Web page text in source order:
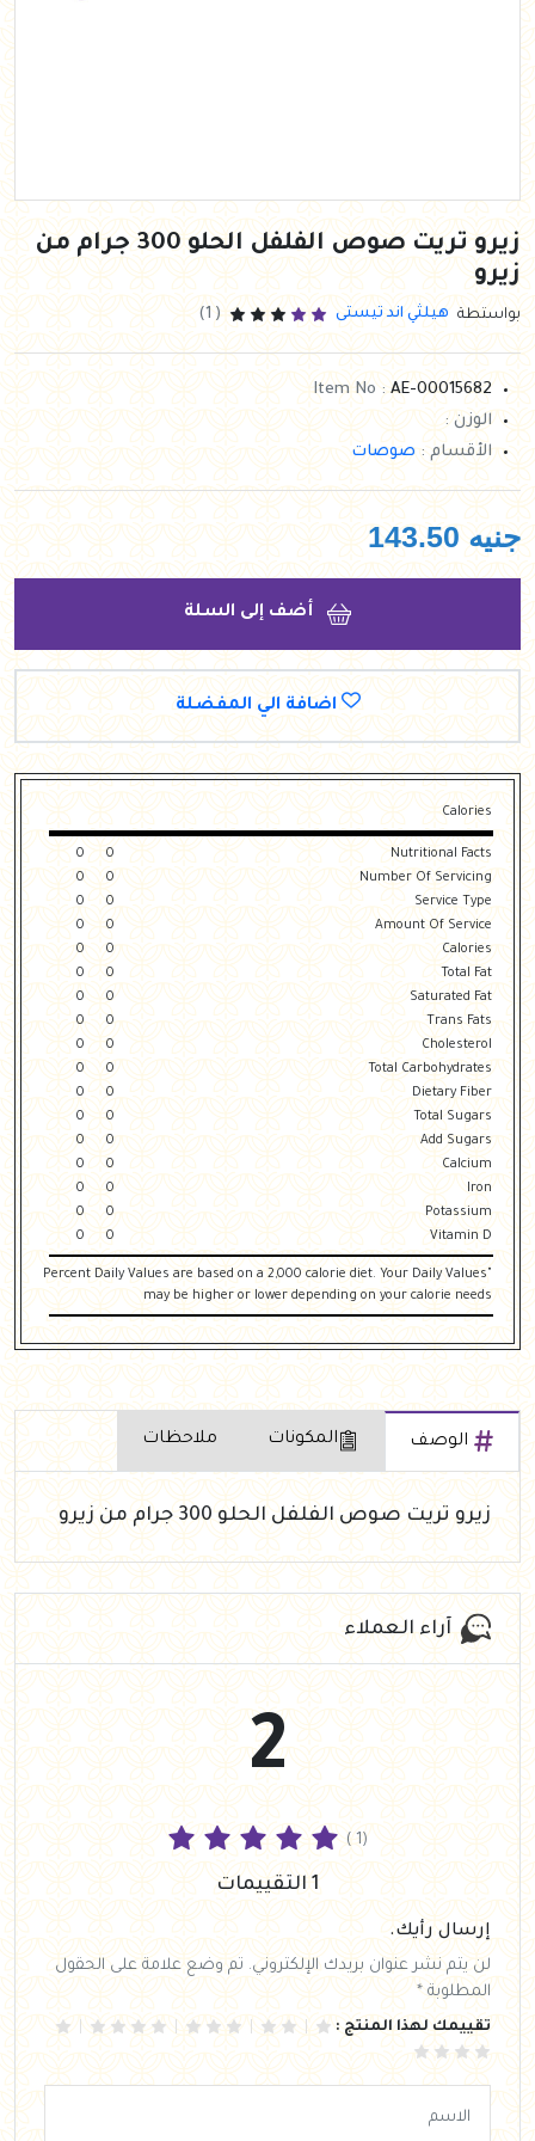
زيرو تريت صوص الفلفل الحلو 300 جرام من
زيرو
بواستطة هيلثي اند تيستى ( 1)
Item No :AE-00015682
الوزن :
الأقسام :صوصات
جنيه 143.50
أضف إلى السلة
اضافة الي المفضلة
Calories
Nutritional Facts
0
0
Number Of Servicing
0
0
Service Type
0
0
Amount Of Service
0
0
Calories
0
0
Total Fat
0
0
Saturated Fat
0
0
Trans Fats
0
0
Cholesterol
0
0
Total Carbohydrates
0
0
Dietary Fiber
0
0
Total Sugars
0
0
Add Sugars
0
0
Calcium
0
0
Iron
0
0
Potassium
0
0
Vitamin D
0
0
"Percent Daily Values are based on a 2,000 calorie diet. Your Daily Values
may be higher or lower depending on your calorie needs
الوصف المكونات ملاحظات
زيرو تريت صوص الفلفل الحلو 300 جرام من زيرو
آراء العملاء
2
( 1)
1 التقييمات
إرسال رأيك.
لن يتم نشر عنوان بريدك الإلكتروني. تم وضع علامة على الحقول
المطلوبة *
تقييمك لهذا المنتج :